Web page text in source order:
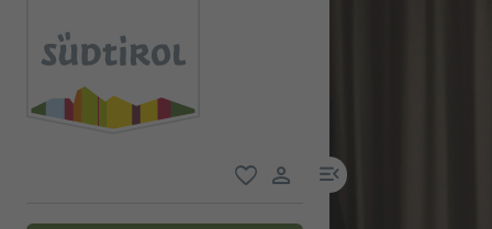
link użytkownika
link menu